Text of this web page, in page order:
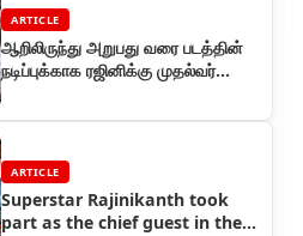
ARTICLE
ஆறிலிருந்து அறுபது வரை படத்தின்
நடிப்புக்காக ரஜினிக்கு முதல்வர்
ARTICLE
Superstar Rajinikanth took
part as the chief guest in the